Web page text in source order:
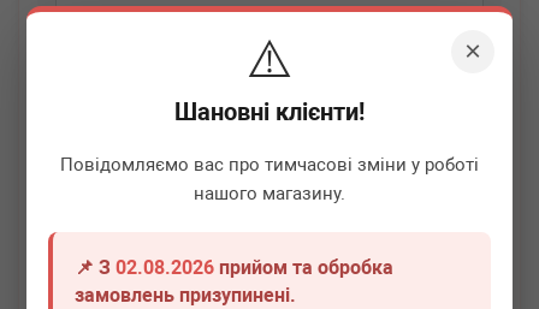
×
⚠️
Шановні клієнти!
Повідомляємо вас про тимчасові зміни у роботі
нашого магазину.
📌 З02.08.2026 прийом та обробка
замовлень призупинені.
BELGUM PARTS BG2007
Тяга стабілізатора (заднього) Opel Vectra C 02-